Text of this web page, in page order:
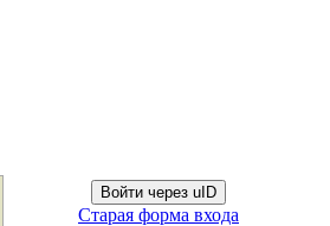
Войти через uID
Старая форма входа